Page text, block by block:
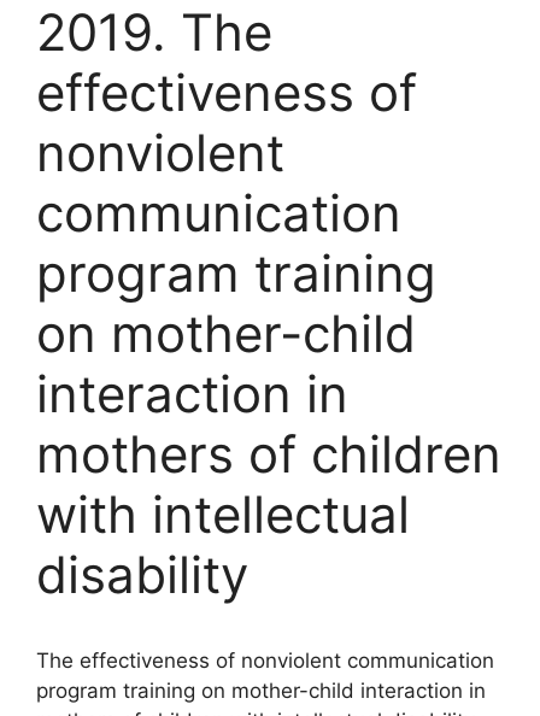
2019. The
effectiveness of
nonviolent
communication
program training
on mother-child
interaction in
mothers of children
with intellectual
disability
The effectiveness of nonviolent communication
program training on mother-child interaction in